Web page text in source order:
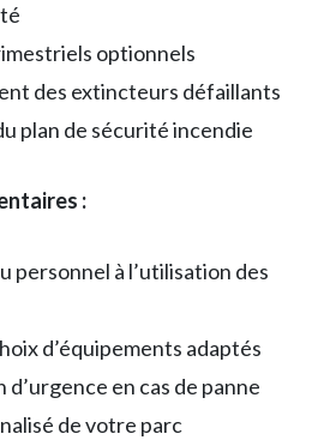
optionnels
des extincteurs défaillants
plan de sécurité incendie
:
personnel à l’utilisation des
d’équipements adaptés
en cas de panne
de votre parc